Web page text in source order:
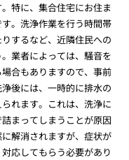
特に、集合住宅にお住ま
。洗浄作業を行う時間帯
するなど、近隣住民への
業者によっては、騒音を
合もありますので、事前
後には、一時的に排水の
れます。これは、洗浄に
まってしまうことが原因
解消されますが、症状が
応してもらう必要があり